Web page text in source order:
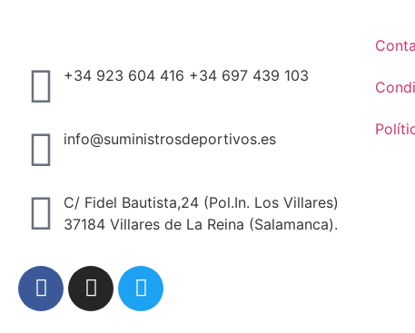
+34 923 604 416 +34 697 439 103
info@suministrosdeportivos.es
C/ Fidel Bautista,24 (Pol.In. Los Villares)
37184 Villares de La Reina (Salamanca).